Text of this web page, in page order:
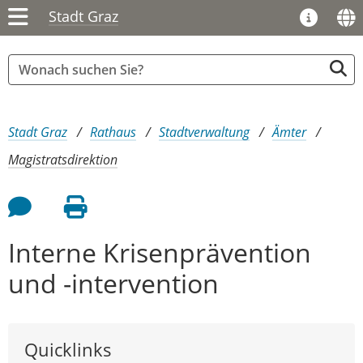
Stadt Graz
Sie sind hier:
Stadt Graz Rathaus Stadtverwaltung
Ämter
Magistratsdirektion
Feedback an Autor
Seite drucken
Interne Krisenprävention
und -intervention
Quicklinks